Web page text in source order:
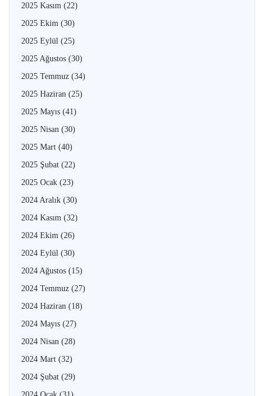
2025 Kasım (22)
2025 Ekim (30)
2025 Eylül (25)
2025 Ağustos (30)
2025 Temmuz (34)
2025 Haziran (25)
2025 Mayıs (41)
2025 Nisan (30)
2025 Mart (40)
2025 Şubat (22)
2025 Ocak (23)
2024 Aralık (30)
2024 Kasım (32)
2024 Ekim (26)
2024 Eylül (30)
2024 Ağustos (15)
2024 Temmuz (27)
2024 Haziran (18)
2024 Mayıs (27)
2024 Nisan (28)
2024 Mart (32)
2024 Şubat (29)